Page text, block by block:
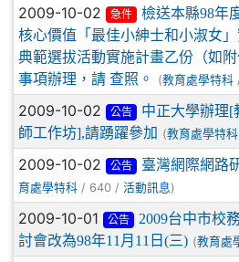
2009-10-02 急件
檢送本縣98年
核心價值「最佳小紳士和小淑女
典範選拔活動實施計畫乙份（如
事項辦理，請 查照。
(教育處學特科
2009-10-02 公告
中正大學辦理[
師工作坊],請踴躍參加 (教育處學特科
2009-10-02 公告 臺灣網際網路
育處學特科 / 640 / 活動訊息 )
2009-10-01 公告
2009台中市校
討會改為98年11月11日(三) (教育處